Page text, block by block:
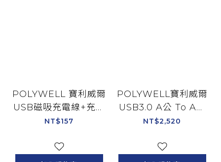
POLYWELL 寶利威爾
USB磁吸充電線+充電
座(1M)/PW15-T65-
NT$157
POLYWELL寶利威爾
USB3.0 A公 To A母
加放大晶片 附變壓(向
2.0/1.1(15M)
NT$2,520